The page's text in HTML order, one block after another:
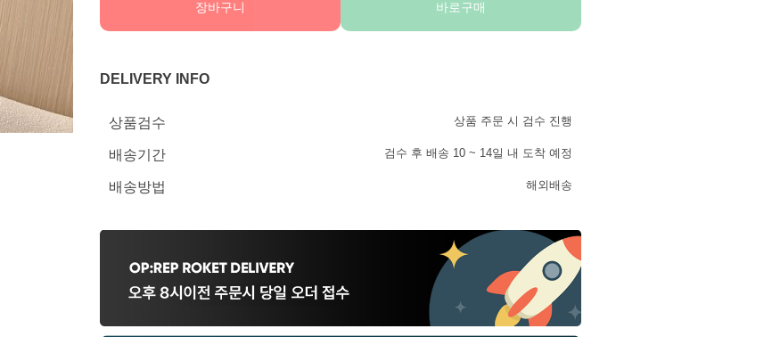
장바구니 바로구매
DELIVERY INFO
상품검수 상품 주문 시 검수 진행
배송기간 검수 후 배송 10 ~ 14일 내 도착 예정
배송방법 해외배송